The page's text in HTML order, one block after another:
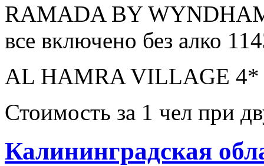
RAMADA BY
все включено без алко
AL HAMRA VILLAGE 4*
Стоимость за 1 чел при
Калининградская